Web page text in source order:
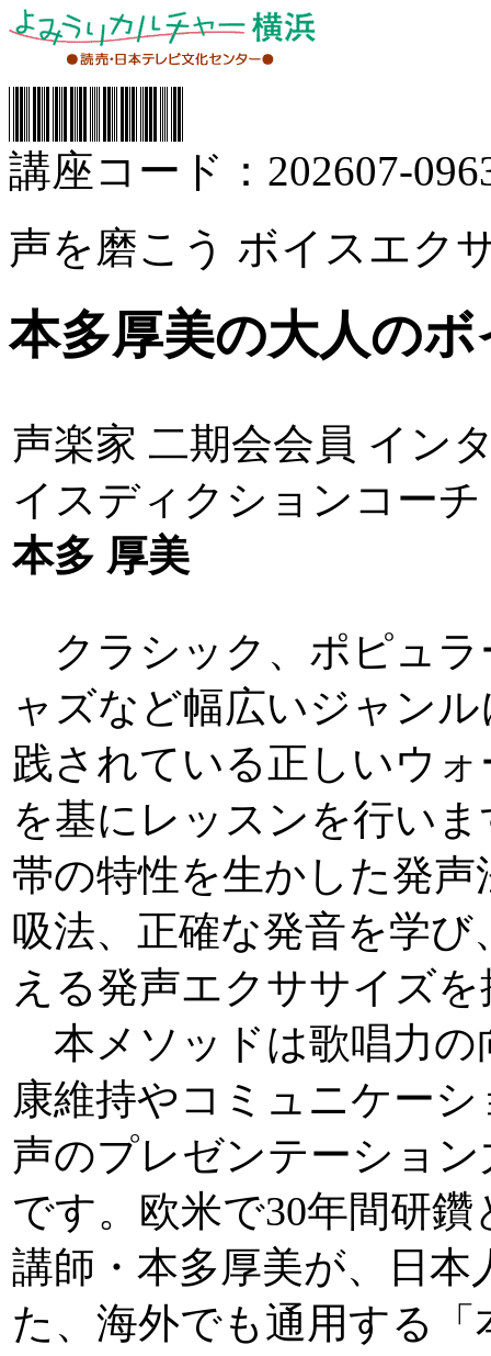
講座コード：202607-
声を磨こう ボイスエク
本多厚美の大人の
声楽家 二期会会員 イン
イスディクションコーチ
本多 厚美
クラシック、ポピュラ
ャズなど幅広いジャン
践されている正しいウ
を基にレッスンを行い
帯の特性を生かした発
吸法、正確な発音を学
える発声エクササイズ
本メソッドは歌唱力の
康維持やコミュニケー
声のプレゼンテーショ
です。欧米で30年間研
講師・本多厚美が、日本
た、海外でも通用する